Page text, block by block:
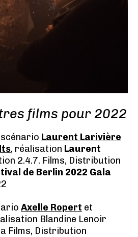
films pour 2022
scénario Laurent Larivière
, réalisation Laurent
2.4.7. Films, Distribution
de Berlin 2022 Gala
Axelle Ropert et
Blandine Lenoir
Films, Distribution